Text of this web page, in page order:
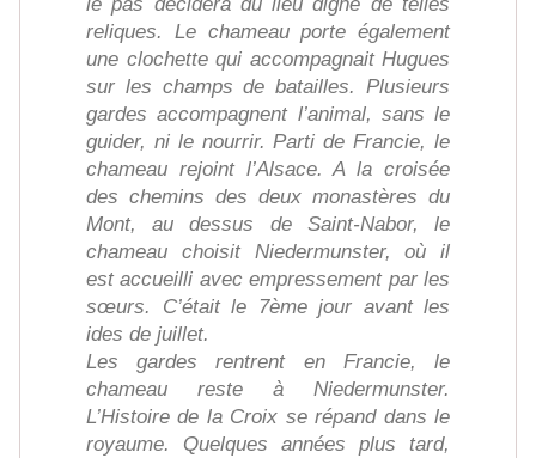
reliques. Le chameau porte également
une clochette qui accompagnait Hugues
sur les champs de batailles. Plusieurs
gardes accompagnent l’animal, sans le
guider, ni le nourrir. Parti de Francie, le
chameau rejoint l’Alsace. A la croisée
des chemins des deux monastères du
Mont, au dessus de Saint-Nabor, le
chameau choisit Niedermunster, où il
est accueilli avec empressement par les
sœurs. C’était le 7ème jour avant les
ides de juillet.
Les gardes rentrent en Francie, le
chameau reste à Niedermunster.
L’Histoire de la Croix se répand dans le
royaume. Quelques années plus tard,